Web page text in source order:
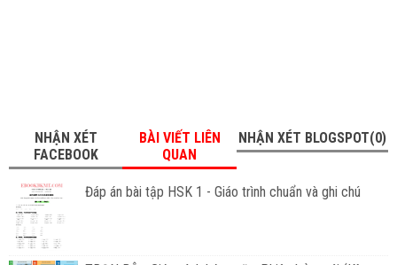
NHẬN XÉT
FACEBOOK
BÀI VIẾT LIÊN
QUAN
NHẬN XÉT BLOGSPOT(0)
Đáp án bài tập HSK 1 - Giáo trình chuẩn và ghi chú